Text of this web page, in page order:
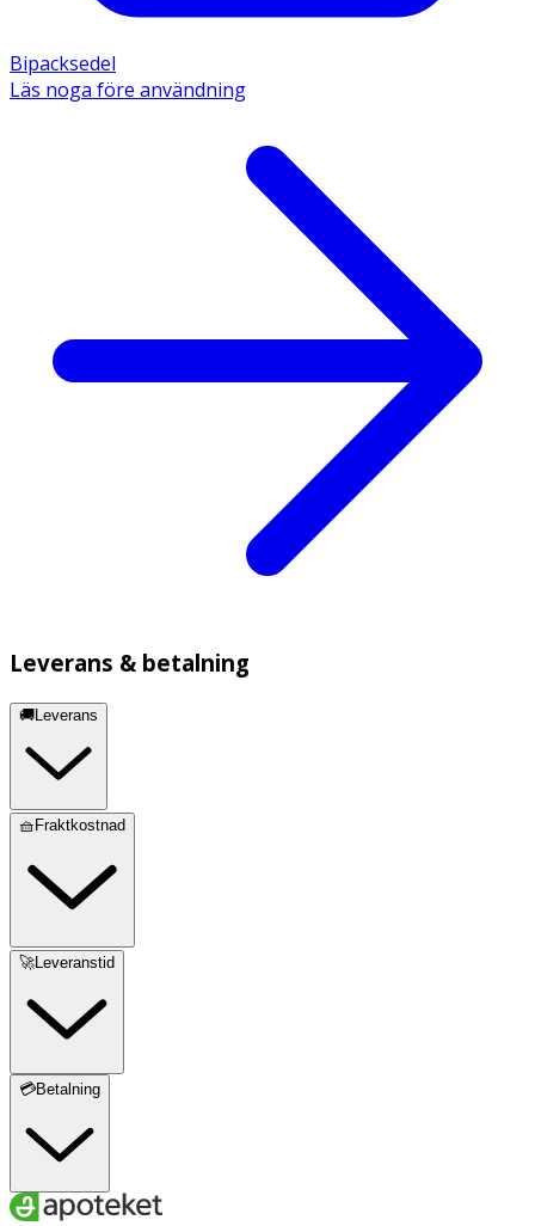
Bipacksedel
Läs noga före användning
Leverans & betalning
🚚Leverans
🧺Fraktkostnad
🚀Leveranstid
💳Betalning